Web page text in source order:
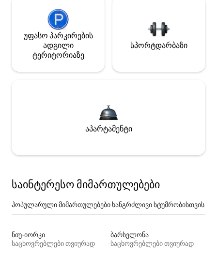
უფასო პარკირების
ადგილი
ტერიტორიაზე
სპორტდარბაზი
აპარტამენტი
საინტერესო მიმართულებები
პოპულარული მიმართულებები ხანგრძლივი სტუმრობისთვის
ნიუ-იორკი
საცხოვრებლები თვიურად
ბარსელონა
საცხოვრებლები თვიურად